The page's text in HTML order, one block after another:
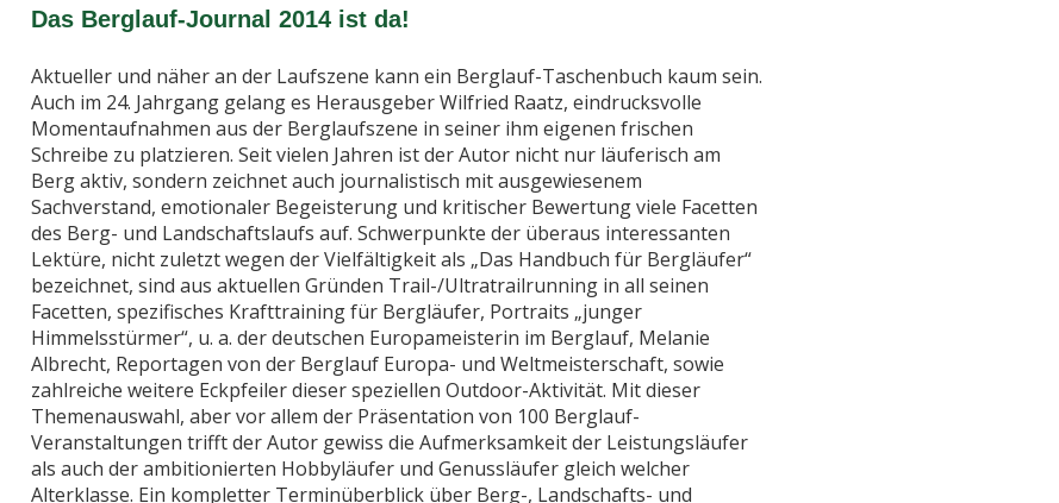
Das Berglauf-Journal 2014 ist da!
Aktueller und näher an der Laufszene kann ein Berglauf-Taschenbuch kaum sein.
Auch im 24. Jahrgang gelang es Herausgeber Wilfried Raatz, eindrucksvolle
Momentaufnahmen aus der Berglaufszene in seiner ihm eigenen frischen
Schreibe zu platzieren. Seit vielen Jahren ist der Autor nicht nur läuferisch am
Berg aktiv, sondern zeichnet auch journalistisch mit ausgewiesenem
Sachverstand, emotionaler Begeisterung und kritischer Bewertung viele Facetten
des Berg- und Landschaftslaufs auf. Schwerpunkte der überaus interessanten
Lektüre, nicht zuletzt wegen der Vielfältigkeit als „Das Handbuch für Bergläufer“
bezeichnet, sind aus aktuellen Gründen Trail-/Ultratrailrunning in all seinen
Facetten, spezifisches Krafttraining für Bergläufer, Portraits „junger
Himmelsstürmer“, u. a. der deutschen Europameisterin im Berglauf, Melanie
Albrecht, Reportagen von der Berglauf Europa- und Weltmeisterschaft, sowie
zahlreiche weitere Eckpfeiler dieser speziellen Outdoor-Aktivität. Mit dieser
Themenauswahl, aber vor allem der Präsentation von 100 Berglauf-
Veranstaltungen trifft der Autor gewiss die Aufmerksamkeit der Leistungsläufer
als auch der ambitionierten Hobbyläufer und Genussläufer gleich welcher
Alterklasse. Ein kompletter Terminüberblick über Berg-, Landschafts- und